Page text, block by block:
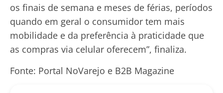
os finais de semana e meses de férias, períodos
quando em geral o consumidor tem mais
mobilidade e da preferência à praticidade que
as compras via celular oferecem”, finaliza.
Fonte: Portal NoVarejo e B2B Magazine